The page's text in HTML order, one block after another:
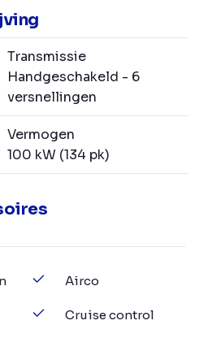
Transmissie
Handgeschakeld - 6
versnellingen
Vermogen
100 kW (134 pk)
Airco
Cruise control